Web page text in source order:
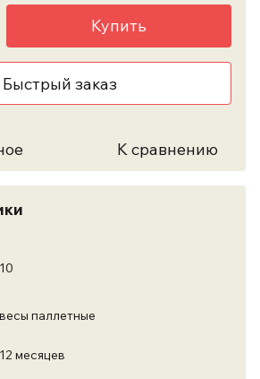
Купить
Быстрый заказ
К сравнению
10
весы паллетные
12 месяцев